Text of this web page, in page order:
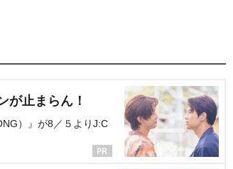
が止まらん！
）』が8／５よりJ:C